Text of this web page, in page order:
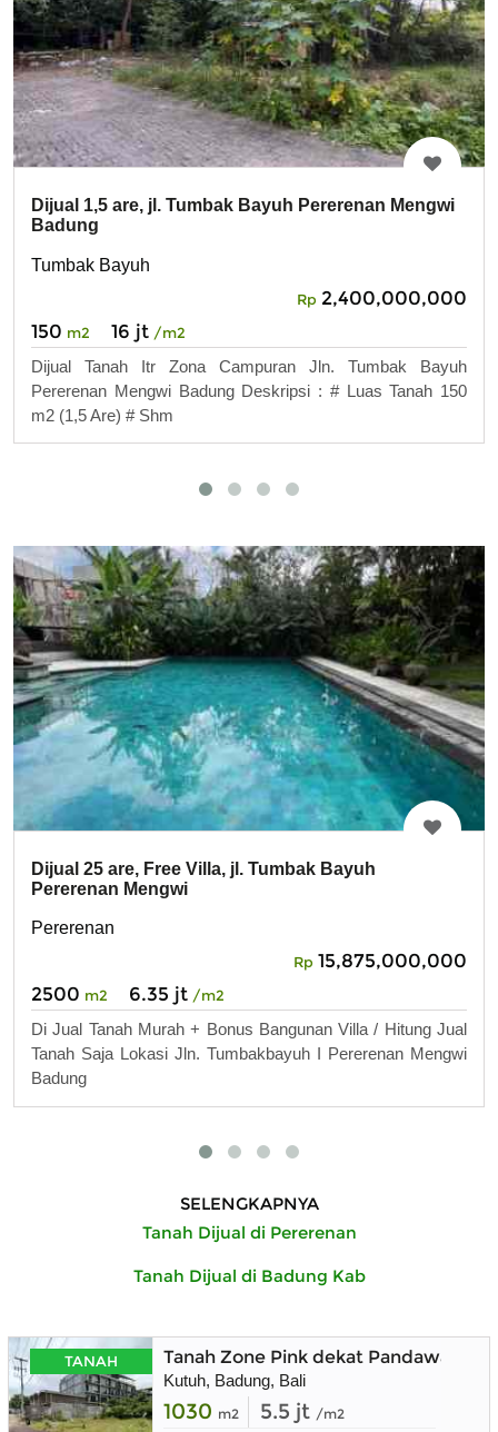
Dijual 1,5 are, jl. Tumbak Bayuh Pererenan Mengwi
Badung
Tumbak Bayuh
Rp 2,400,000,000
150 m2 16 jt /m2
Dijual Tanah Itr Zona Campuran Jln. Tumbak Bayuh
Pererenan Mengwi Badung Deskripsi : # Luas Tanah 150
m2 (1,5 Are) # Shm
Dijual 25 are, Free Villa, jl. Tumbak Bayuh
Pererenan Mengwi
Pererenan
Rp 15,875,000,000
2500 m2 6.35 jt /m2
Di Jual Tanah Murah + Bonus Bangunan Villa / Hitung Jual
Tanah Saja Lokasi Jln. Tumbakbayuh I Pererenan Mengwi
Badung
SELENGKAPNYA
Tanah Dijual di Pererenan
Tanah Dijual di Badung Kab
TANAH Tanah Zone Pink dekat Pandawa Golf
Kutuh, Badung, Bali
1030 m2 5.5 jt /m2